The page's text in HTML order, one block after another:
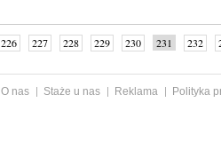
226 227 228 229 230 231 232
O nas Staże u nas Reklama
Polityka